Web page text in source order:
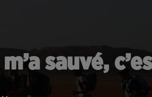
sauvé,